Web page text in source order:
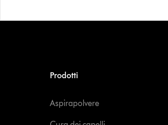
Prodotti
Aspirapolvere